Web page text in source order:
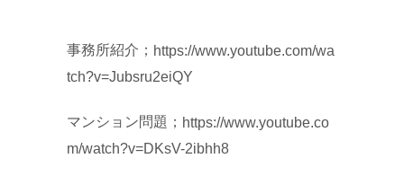
事務所紹介； https://www.youtube.com/wa
tch?v=Jubsru2eiQY
マンション問題； https://www.youtube.co
m/watch?v=DKsV-2ibhh8